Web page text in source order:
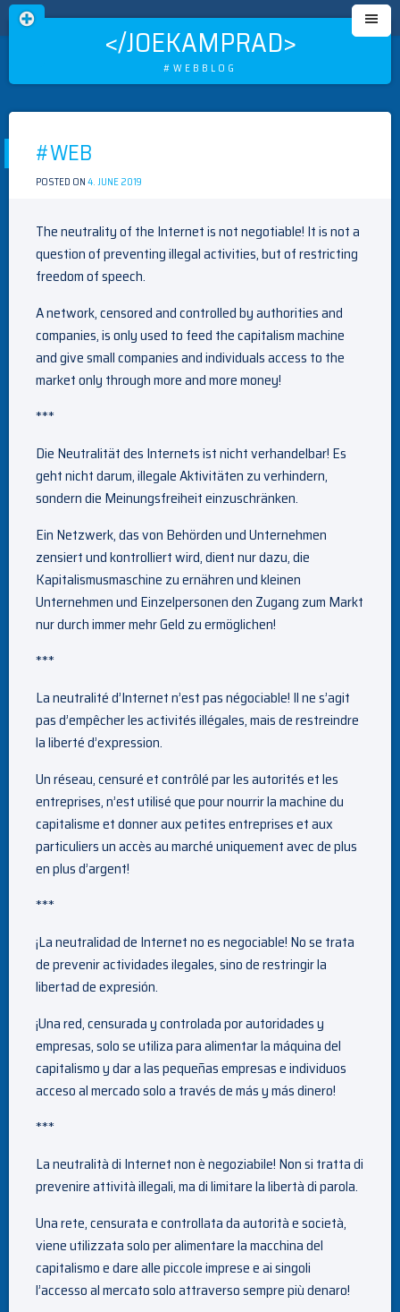
</JOEKAMPRAD>
#WEBBLOG
Skip
to
content#WEB
POSTED ON4. JUNE 2019
The neutrality of the Internet is not negotiable! It is not a
question of preventing illegal activities, but of restricting
freedom of speech.
Once you complete yourBox24 casino login, you can access a
Pour profiter d'une ludothèque variée et de conditions de jeu
TheA Big Candy appstands out by offering Australian players
A network, censored and controlled by authorities and
companies, is only used to feed the capitalism machine
and give small companies and individuals access to the
market only through more and more money!
***
Die Neutralität des Internets ist nicht verhandelbar! Es
geht nicht darum, illegale Aktivitäten zu verhindern,
sondern die Meinungsfreiheit einzuschränken.
Ein Netzwerk, das von Behörden und Unternehmen
zensiert und kontrolliert wird, dient nur dazu, die
Kapitalismusmaschine zu ernähren und kleinen
Unternehmen und Einzelpersonen den Zugang zum Markt
nur durch immer mehr Geld zu ermöglichen!
***
La neutralité d’Internet n’est pas négociable! Il ne s’agit
pas d’empêcher les activités illégales, mais de restreindre
la liberté d’expression.
Un réseau, censuré et contrôlé par les autorités et les
entreprises, n’est utilisé que pour nourrir la machine du
capitalisme et donner aux petites entreprises et aux
particuliers un accès au marché uniquement avec de plus
en plus d’argent!
***
¡La neutralidad de Internet no es negociable! No se trata
de prevenir actividades ilegales, sino de restringir la
libertad de expresión.
¡Una red, censurada y controlada por autoridades y
empresas, solo se utiliza para alimentar la máquina del
capitalismo y dar a las pequeñas empresas e individuos
acceso al mercado solo a través de más y más dinero!
***
La neutralità di Internet non è negoziabile! Non si tratta di
prevenire attività illegali, ma di limitare la libertà di parola.
Una rete, censurata e controllata da autorità e società,
viene utilizzata solo per alimentare la macchina del
capitalismo e dare alle piccole imprese e ai singoli
l’accesso al mercato solo attraverso sempre più denaro!